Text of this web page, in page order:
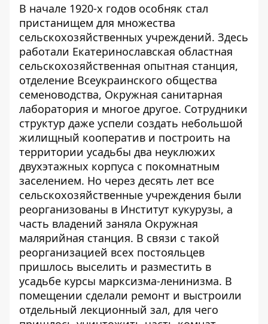
В начале 1920-х годов особняк стал
пристанищем для множества
сельскохозяйственных учреждений. Здесь
работали Екатеринославская областная
сельскохозяйственная опытная станция,
отделение Всеукраинского общества
семеноводства, Окружная санитарная
лаборатория и многое другое. Сотрудники
структур даже успели создать небольшой
жилищный кооператив и построить на
территории усадьбы два неуклюжих
двухэтажных корпуса с покомнатным
заселением. Но через десять лет все
сельскохозяйственные учреждения были
реорганизованы в Институт кукурузы, а
часть владений заняла Окружная
малярийная станция. В связи с такой
реорганизацией всех постояльцев
пришлось выселить и разместить в
усадьбе курсы марксизма-ленинизма. В
помещении сделали ремонт и выстроили
отдельный лекционный зал, для чего